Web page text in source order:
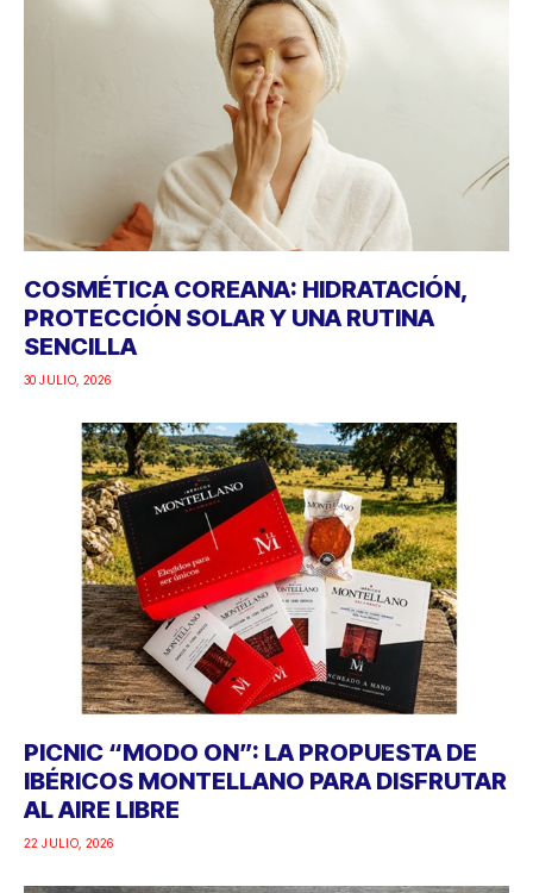
COSMÉTICA COREANA: HIDRATACIÓN,
PROTECCIÓN SOLAR Y UNA RUTINA
SENCILLA
30 JULIO, 2026
PICNIC “MODO ON”: LA PROPUESTA DE
IBÉRICOS MONTELLANO PARA DISFRUTAR
AL AIRE LIBRE
22 JULIO, 2026